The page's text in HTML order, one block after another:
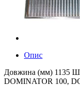
Опис
Довжина (мм) 1135
DOMINATOR 100,